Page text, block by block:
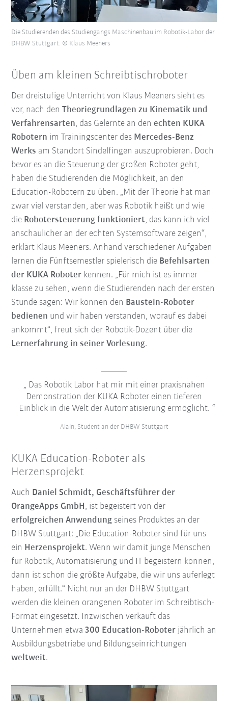
Die Studierenden des Studiengangs Maschinenbau im Robotik-Labor der
DHBW Stuttgart. © Klaus Meeners
Üben am kleinen Schreibtischroboter
Der dreistufige Unterricht von Klaus Meeners sieht es
vor, nach denTheoriegrundlagen zu Kinematik und
Verfahrensarten, das Gelernte an denechten KUKA
Robotern im Trainingscenter des Mercedes-Benz
Werks am Standort Sindelfingen auszuprobieren. Doch
bevor es an die Steuerung der großen Roboter geht,
haben die Studierenden die Möglichkeit, an den
Education-Robotern zu üben. „Mit der Theorie hat man
zwar viel verstanden, aber was Robotik heißt und wie
die Robotersteuerung funktioniert, das kann ich viel
anschaulicher an der echten Systemsoftware zeigen“,
erklärt Klaus Meeners. Anhand verschiedener Aufgaben
lernen die Fünftsemestler spielerisch die Befehlsarten
der KUKA Roboter kennen. „Für mich ist es immer
klasse zu sehen, wenn die Studierenden nach der ersten
Stunde sagen: Wir können den Baustein-Roboter
bedienen und wir haben verstanden, worauf es dabei
ankommt“, freut sich der Robotik-Dozent über die
Lernerfahrung in seiner Vorlesung.
Das Robotik Labor hat mir mit einer praxisnahen
Demonstration der KUKA Roboter einen tieferen
Einblick in die Welt der Automatisierung ermöglicht.
Alain, Student an der DHBW Stuttgart
KUKA Education-Roboter als
Herzensprojekt
Auch Daniel Schmidt, Geschäftsführer der
OrangeApps GmbH, ist begeistert von der
erfolgreichen Anwendung seines Produktes an der
DHBW Stuttgart: „Die Education-Roboter sind für uns
ein Herzensprojekt. Wenn wir damit junge Menschen
für Robotik, Automatisierung und IT begeistern können,
dann ist schon die größte Aufgabe, die wir uns auferlegt
haben, erfüllt.“ Nicht nur an der DHBW Stuttgart
werden die kleinen orangenen Roboter im Schreibtisch-
Format eingesetzt. Inzwischen verkauft das
Unternehmen etwa300 Education-Roboter jährlich an
Ausbildungsbetriebe und Bildungseinrichtungen
weltweit.